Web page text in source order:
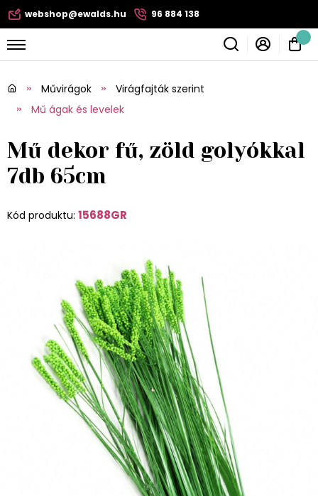
webshop@ewalds.hu 96 884 138
Művirágok
Virágfajták szerint
Mű ágak és levelek
Mű dekor fű, zöld golyókkal
7db 65cm
Kód produktu: 15688GR